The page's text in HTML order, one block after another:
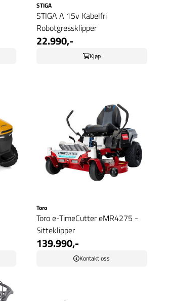
STIGA
STIGA A 15v Kabelfri
Robotgressklipper
22.990,-
Kjøp
Toro
Toro e-TimeCutter eMR4275 -
Sitteklipper
139.990,-
Kontakt oss